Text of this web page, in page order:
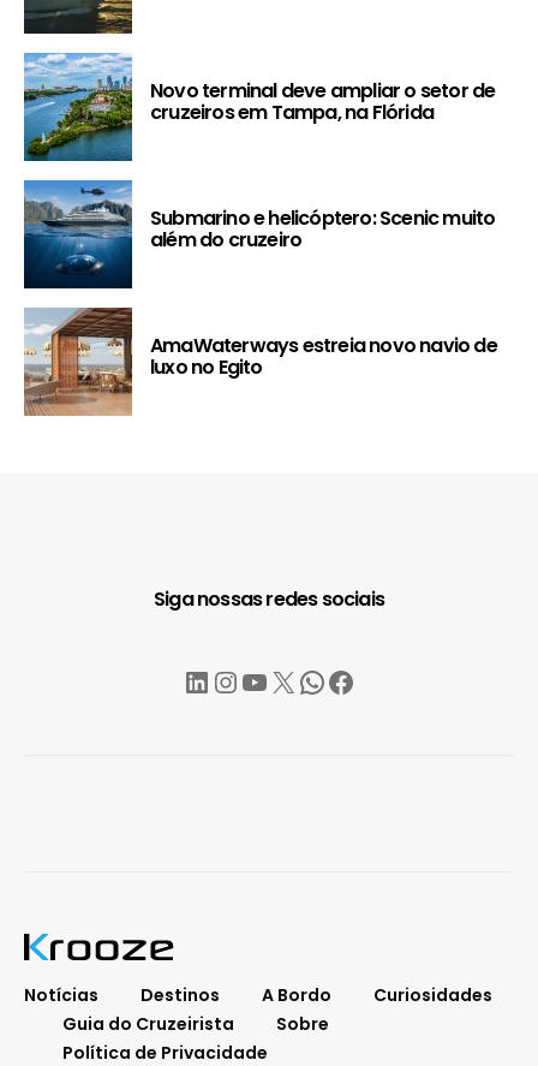
Novo terminal deve ampliar o setor de
cruzeiros em Tampa, na Flórida
Submarino e helicóptero: Scenic muito
além do cruzeiro
AmaWaterways estreia novo navio de
luxo no Egito
Siga nossas redes sociais
LinkedIn
Instagram
YouTube
X WhatsApp
Facebook
Notícias Destinos A Bordo
Curiosidades
Guia do Cruzeirista
Sobre
Política de Privacidade